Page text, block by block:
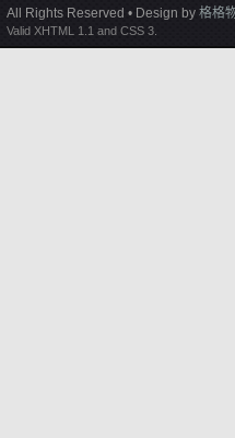
All Rights Reserved • Design by 格格
Valid XHTML 1.1 and CSS 3.